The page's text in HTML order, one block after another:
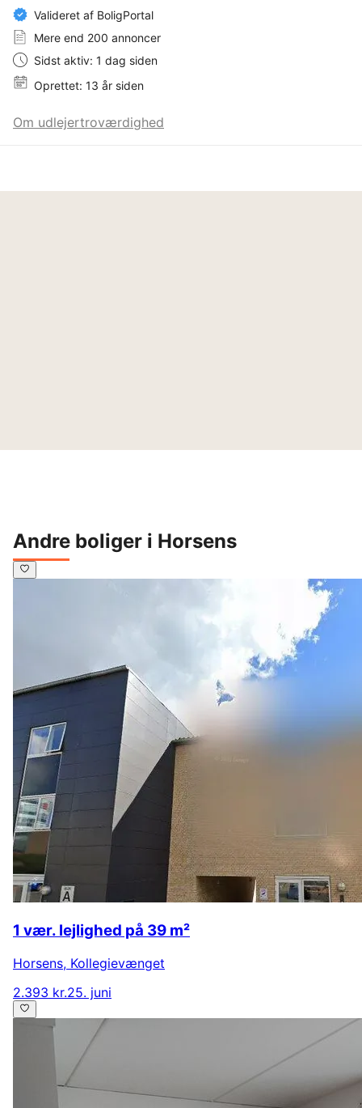
Valideret af BoligPortal
Mere end 200 annoncer
Sidst aktiv: 1 dag siden
Oprettet: 13 år siden
Om udlejertroværdighed
Andre boliger i Horsens
1 vær. lejlighed på 39 m²
Horsens, Kollegievænget
2.393 kr.25. juni